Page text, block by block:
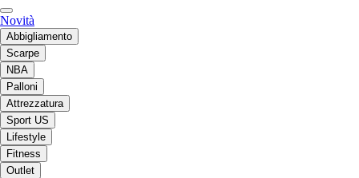
Novità
Abbigliamento
Scarpe
NBA
Palloni
Attrezzatura
Sport US
Lifestyle
Fitness
Outlet